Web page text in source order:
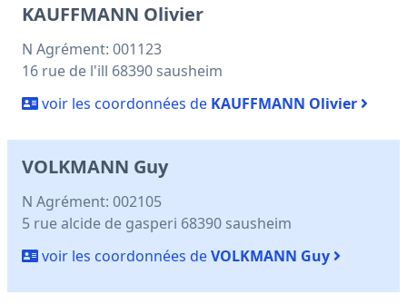
KAUFFMANN Olivier
N Agrément: 001123
16 rue de l'ill 68390 sausheim
voir les coordonnées de KAUFFMANN Olivier
VOLKMANN Guy
N Agrément: 002105
5 rue alcide de gasperi 68390 sausheim
voir les coordonnées deVOLKMANN Guy